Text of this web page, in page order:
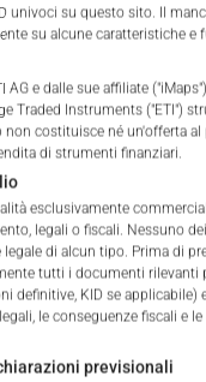
univoci su questo sito. Il
su alcune caratteristiche e
AG e dalle sue affiliate
Traded Instruments ("ETI")
costituisce né un'offerta
di strumenti finanziari.
esclusivamente
legali o fiscali. Nessuno
di alcun tipo. Prima di
tutti i documenti rilevanti
definitive, KID se applicabile)
le conseguenze fiscali e
previsionali
n/a%
n/a%
n/a%
n/a%